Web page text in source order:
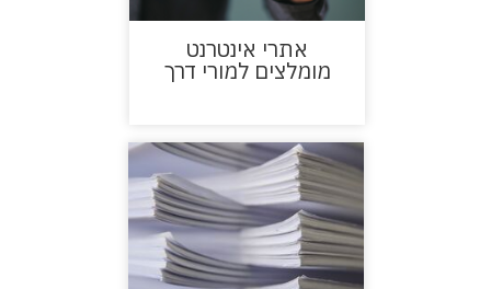
אתרי אינטרנט
מומלצים למורי דרך